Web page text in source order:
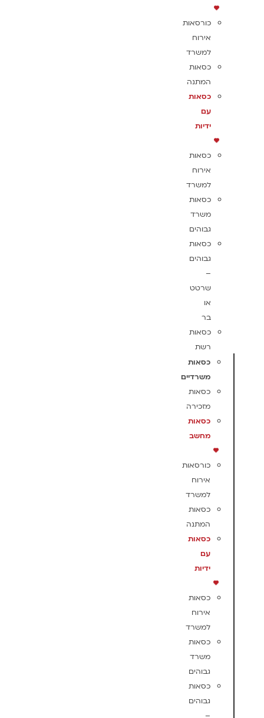
כורסאות
אירוח
למשרד
כסאות
המתנה
כסאות
עם
ידיות
כסאות
אירוח
למשרד
כסאות
משרד
גבוהים
כסאות
גבוהים
–
שרטט
או
בר
כסאות
רשת
כסאות
משרדיים
כסאות
מזכירה
כסאות
מחשב
כורסאות
אירוח
למשרד
כסאות
המתנה
כסאות
עם
ידיות
כסאות
אירוח
למשרד
כסאות
משרד
גבוהים
כסאות
גבוהים
–